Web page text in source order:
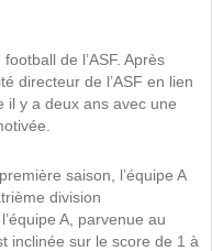
de l’ASF. Après
directeur de l’ASF en lien
il y a deux ans avec une
saison, l’équipe A
division
A, parvenue au
inclinée sur le score de 1 à